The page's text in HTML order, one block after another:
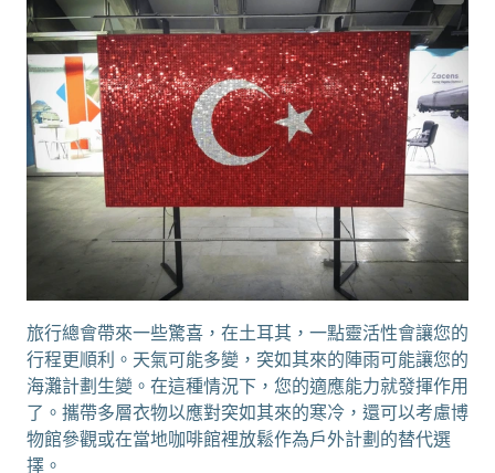
旅行總會帶來一些驚喜，在土耳其，一點靈活性會讓您的
行程更順利。天氣可能多變，突如其來的陣雨可能讓您的
海灘計劃生變。在這種情況下，您的適應能力就發揮作用
了。攜帶多層衣物以應對突如其來的寒冷，還可以考慮博
物館參觀或在當地咖啡館裡放鬆作為戶外計劃的替代選
擇。